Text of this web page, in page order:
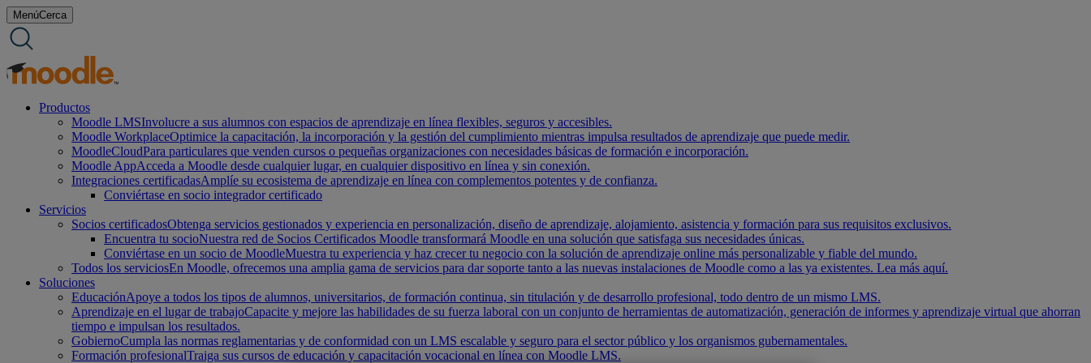
saltar
al
contenido
MenúCerca
Productos
Moodle LMSInvolucre a sus alumnos con espacios de aprendizaje en línea flexibles, seguros y accesibles.
Moodle WorkplaceOptimice la capacitación, la incorporación y la gestión del cumplimiento mientras impulsa resultados de aprendizaje que puede medir.
MoodleCloudPara particulares que venden cursos o pequeñas organizaciones con necesidades básicas de formación e incorporación.
Moodle AppAcceda a Moodle desde cualquier lugar, en cualquier dispositivo en línea y sin conexión.
Integraciones certificadasAmplíe su ecosistema de aprendizaje en línea con complementos potentes y de confianza.
Conviértase en socio integrador certificado
Servicios
Socios certificadosObtenga servicios gestionados y experiencia en personalización, diseño de aprendizaje, alojamiento, asistencia y formación para sus requisitos exclusivos.
Encuentra tu socioNuestra red de Socios Certificados Moodle transformará Moodle en una solución que satisfaga sus necesidades únicas.
Conviértase en un socio de MoodleMuestra tu experiencia y haz crecer tu negocio con la solución de aprendizaje online más personalizable y fiable del mundo.
Todos los serviciosEn Moodle, ofrecemos una amplia gama de servicios para dar soporte tanto a las nuevas instalaciones de Moodle como a las ya existentes. Lea más aquí.
Soluciones
EducaciónApoye a todos los tipos de alumnos, universitarios, de formación continua, sin titulación y de desarrollo profesional, todo dentro de un mismo LMS.
Aprendizaje en el lugar de trabajoCapacite y mejore las habilidades de su fuerza laboral con un conjunto de herramientas de automatización, generación de informes y aprendizaje virtual que ahorran
tiempo e impulsan los resultados.
GobiernoCumpla las normas reglamentarias y de conformidad con un LMS escalable y seguro para el sector público y los organismos gubernamentales.
Formación profesionalTraiga sus cursos de educación y capacitación vocacional en línea con Moodle LMS.